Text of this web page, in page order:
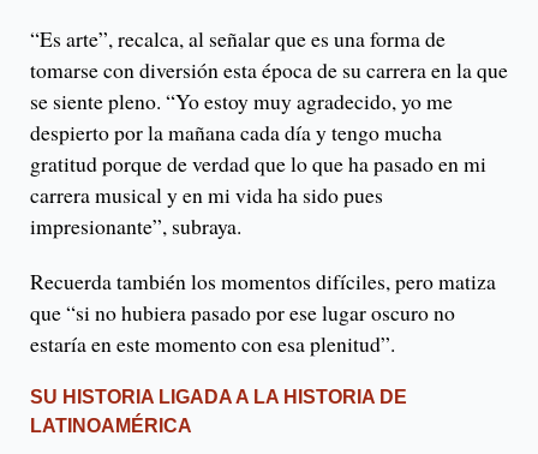
“Es arte”, recalca, al señalar que es una forma de
tomarse con diversión esta época de su carrera en la que
se siente pleno. “Yo estoy muy agradecido, yo me
despierto por la mañana cada día y tengo mucha
gratitud porque de verdad que lo que ha pasado en mi
carrera musical y en mi vida ha sido pues
impresionante”, subraya.
Recuerda también los momentos difíciles, pero matiza
que “si no hubiera pasado por ese lugar oscuro no
estaría en este momento con esa plenitud”.
SU HISTORIA LIGADA A LA HISTORIA DE
LATINOAMÉRICA